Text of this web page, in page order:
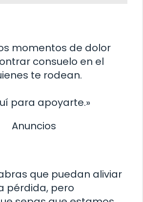
momentos de dolor
consuelo en el
te rodean.
para apoyarte.»
Anuncios
que puedan aliviar
pérdida, pero